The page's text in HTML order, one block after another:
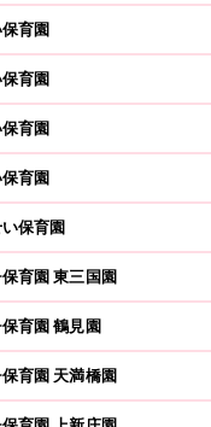
育園
育園
育園
育園
保育園
育園 東三国園
育園 鶴見園
育園 天満橋園